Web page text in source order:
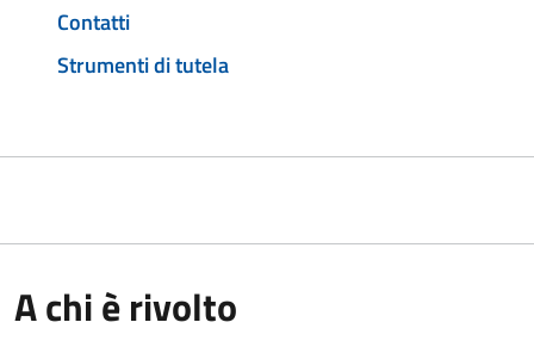
Contatti
Strumenti di tutela
A chi è rivolto